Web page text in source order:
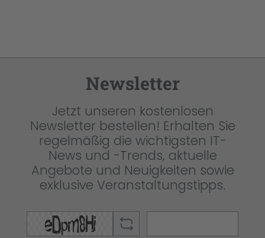
Newsletter
Jetzt unseren kostenlosen
Newsletter bestellen! Erhalten Sie
regelmäßig die wichtigsten IT-
News und -Trends, aktuelle
Angebote und Neuigkeiten sowie
exklusive Veranstaltungstipps.